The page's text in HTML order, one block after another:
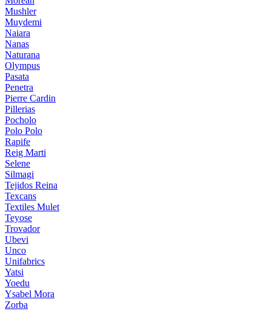
Mushler
Muydemi
Naiara
Nanas
Naturana
Olympus
Pasata
Penetra
Pierre Cardin
Pillerias
Pocholo
Polo Polo
Rapife
Reig Marti
Selene
Silmagi
Tejidos Reina
Texcans
Textiles Mulet
Teyose
Trovador
Ubevi
Unco
Unifabrics
Yatsi
Yoedu
Ysabel Mora
Zorba